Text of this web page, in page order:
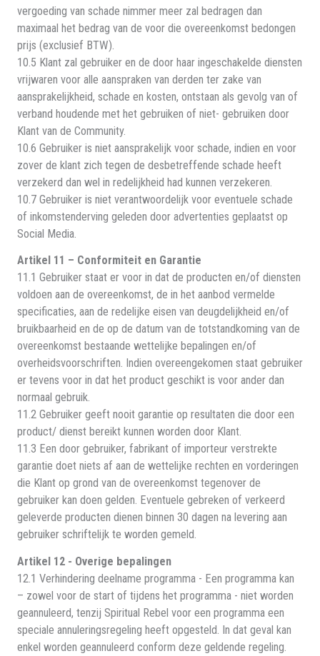
vergoeding van schade nimmer meer zal bedragen dan
maximaal het bedrag van de voor die overeenkomst bedongen
prijs (exclusief BTW).
10.5 Klant zal gebruiker en de door haar ingeschakelde diensten
vrijwaren voor alle aanspraken van derden ter zake van
aansprakelijkheid, schade en kosten, ontstaan als gevolg van of
verband houdende met het gebruiken of niet- gebruiken door
Klant van de Community.
10.6 Gebruiker is niet aansprakelijk voor schade, indien en voor
zover de klant zich tegen de desbetreffende schade heeft
verzekerd dan wel in redelijkheid had kunnen verzekeren.
10.7 Gebruiker is niet verantwoordelijk voor eventuele schade
of inkomstenderving geleden door advertenties geplaatst op
Social Media.
Artikel 11 – Conformiteit en Garantie
11.1 Gebruiker staat er voor in dat de producten en/of diensten
voldoen aan de overeenkomst, de in het aanbod vermelde
specificaties, aan de redelijke eisen van deugdelijkheid en/of
bruikbaarheid en de op de datum van de totstandkoming van de
overeenkomst bestaande wettelijke bepalingen en/of
overheidsvoorschriften. Indien overeengekomen staat gebruiker
er tevens voor in dat het product geschikt is voor ander dan
normaal gebruik.
11.2 Gebruiker geeft nooit garantie op resultaten die door een
product/ dienst bereikt kunnen worden door Klant.
11.3 Een door gebruiker, fabrikant of importeur verstrekte
garantie doet niets af aan de wettelijke rechten en vorderingen
die Klant op grond van de overeenkomst tegenover de
gebruiker kan doen gelden. Eventuele gebreken of verkeerd
geleverde producten dienen binnen 30 dagen na levering aan
gebruiker schriftelijk te worden gemeld.
Artikel 12 - Overige bepalingen
12.1 Verhindering deelname programma - Een programma kan
– zowel voor de start of tijdens het programma - niet worden
geannuleerd, tenzij Spiritual Rebel voor een programma een
speciale annuleringsregeling heeft opgesteld. In dat geval kan
enkel worden geannuleerd conform deze geldende regeling.